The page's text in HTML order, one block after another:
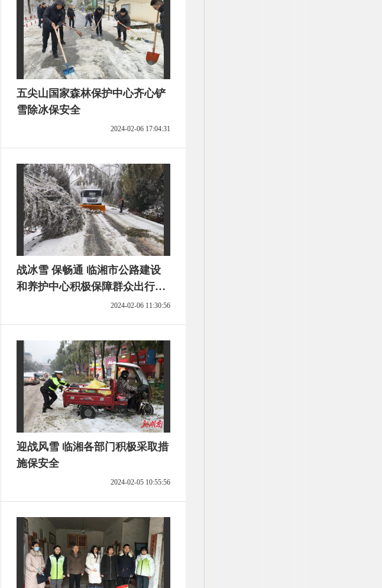
五尖山国家森林保护中心齐心铲
雪除冰保安全
2024-02-06 17:04:31
战冰雪 保畅通 临湘市公路建设
和养护中心积极保障群众出行安
2024-02-06 11:30:56
迎战风雪 临湘各部门积极采取措
施保安全
2024-02-05 10:55:56